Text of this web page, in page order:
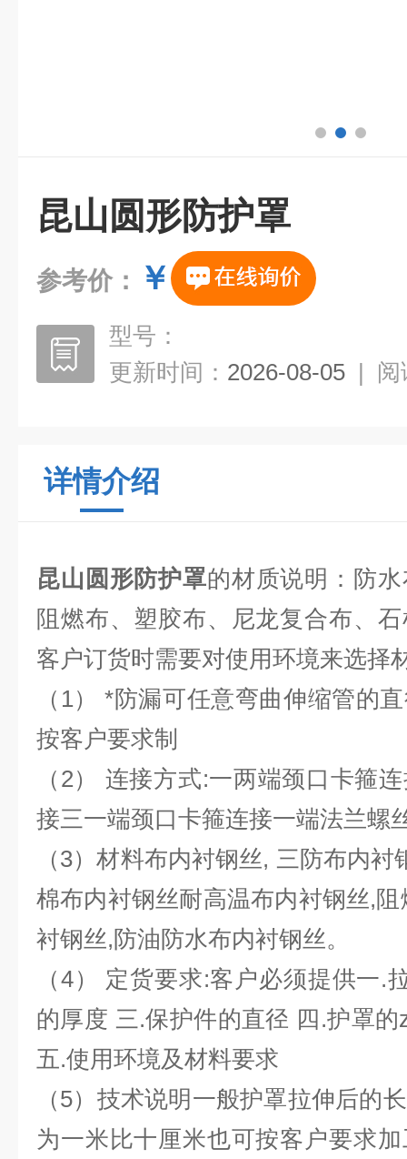
昆山圆形防护罩
参考价： ￥
型号：
更新时间： 2026-08-05 | 阅
详情介绍
昆山圆形防护罩的材质说明：防
阻燃布、塑胶布、尼龙复合布、
客户订货时需要对使用环境来选择
（1） *防漏可任意弯曲伸缩管的
按客户要求制
（2） 连接方式:一两端颈口卡箍
接三一端颈口卡箍连接一端法兰螺
（3）材料布内衬钢丝, 三防布内
棉布内衬钢丝耐高温布内衬钢丝,
衬钢丝,防油防水布内衬钢丝。
（4） 定货要求:客户必须提供一.
的厚度 三.保护件的直径 四.护罩
五.使用环境及材料要求
（5）技术说明一般护罩拉伸后的
为一米比十厘米也可按客户要求